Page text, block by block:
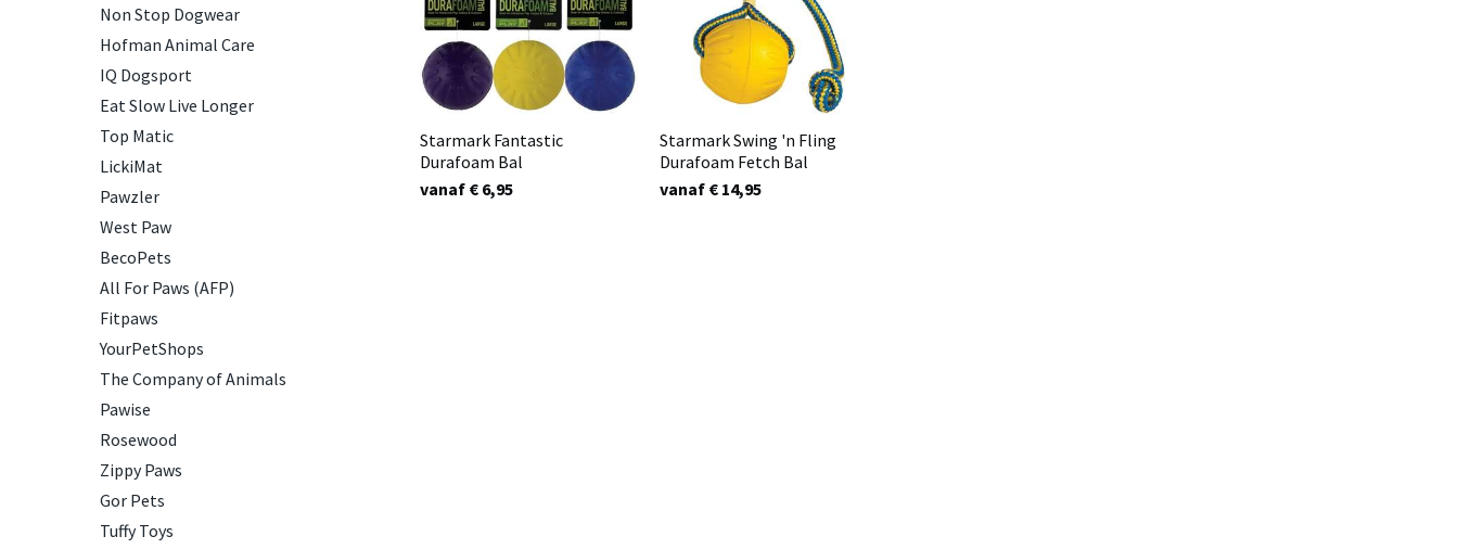
Non Stop Dogwear
Hofman Animal Care
IQ Dogsport
Eat Slow Live Longer
Top Matic
LickiMat
Pawzler
West Paw
BecoPets
All For Paws (AFP)
Fitpaws
YourPetShops
The Company of Animals
Pawise
Rosewood
Zippy Paws
Gor Pets
Tuffy Toys
Starmark Fantastic
Durafoam Bal
vanaf € 6,95
Starmark Swing 'n Fling
Durafoam Fetch Bal
vanaf € 14,95